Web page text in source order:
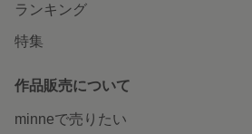
ランキング
特集
作品販売について
minneで売りたい